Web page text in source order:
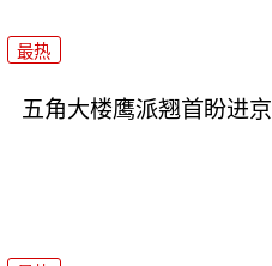
最热
五角大楼鹰派翘首盼进